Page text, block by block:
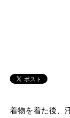
着物を着た後、